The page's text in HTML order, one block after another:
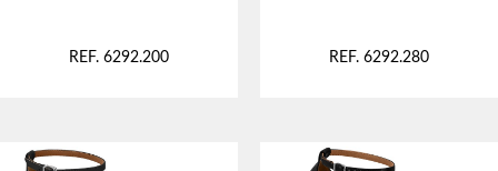
REF. 6292.200 REF. 6292.280